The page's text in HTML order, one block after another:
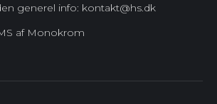
generel info: kontakt@hs.dk
af Monokrom